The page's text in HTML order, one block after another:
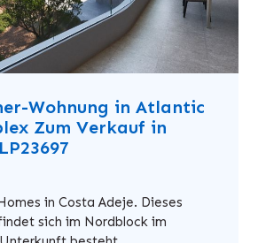
Wohnung in Atlantic
Zum Verkauf in
in Costa Adeje. Dieses
sich im Nordblock im